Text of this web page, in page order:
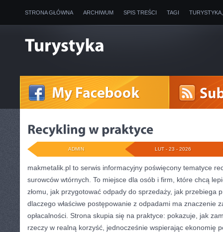
STRONA GŁÓWNA ARCHIWUM SPIS TREŚCI TAGI
LUT - 23 - 2026
ADMIN
makmetalik.pl to serwis informacyjny poświęcony tematyce
surowców wtórnych. To miejsce dla osób i firm, które chcą
złomu, jak przygotować odpady do sprzedaży, jak przebiega
dlaczego właściwe postępowanie z odpadami ma znaczenie
opłacalności. Strona skupia się na praktyce: pokazuje, jak
rzeczy w realną korzyść, jednocześnie wspierając ekonomię